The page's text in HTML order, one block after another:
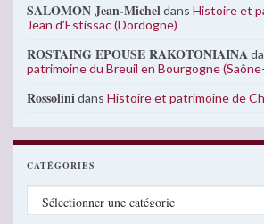
SALOMON Jean-Micheldans Histoire et
Jean d’Estissac (Dordogne)
ROSTAING EPOUSE RAKOTONIAINA
patrimoine du Breuil en Bourgogne
Rossolinidans Histoire et patrimoine de
CATÉGORIES
Catégories